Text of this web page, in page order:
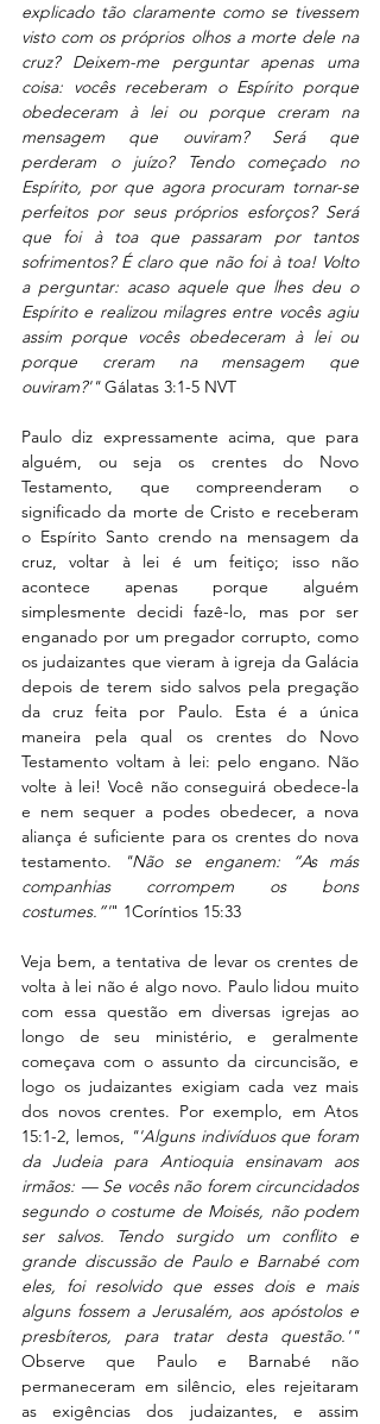
explicado tão claramente como se tivessem
visto com os próprios olhos a morte dele na
cruz? Deixem-me perguntar apenas uma
coisa: vocês receberam o Espírito porque
obedeceram à lei ou porque creram na
mensagem que ouviram? Será que
perderam o juízo? Tendo começado no
Espírito, por que agora procuram tornar-se
perfeitos por seus próprios esforços? Será
que foi à toa que passaram por tantos
sofrimentos? É claro que não foi à toa! Volto
a perguntar: acaso aquele que lhes deu o
Espírito e realizou milagres entre vocês agiu
assim porque vocês obedeceram à lei ou
porque creram na mensagem que
ouviram?'" Gálatas 3:1-5 NVT
Paulo diz expressamente acima, que para
alguém, ou seja os crentes do Novo
Testamento, que compreenderam o
significado da morte de Cristo e receberam
o Espírito Santo crendo na mensagem da
cruz, voltar à lei é um feitiço; isso não
acontece apenas porque alguém
simplesmente decidi fazê-lo, mas por ser
enganado por um pregador corrupto, como
os judaizantes que vieram à igreja da Galácia
depois de terem sido salvos pela pregação
da cruz feita por Paulo. Esta é a única
maneira pela qual os crentes do Novo
Testamento voltam à lei: pelo engano. Não
volte à lei! Você não conseguirá obedece-la
e nem sequer a podes obedecer, a nova
aliança é suficiente para os crentes do nova
testamento.
"Não se enganem: “As más
companhias corrompem os bons
costumes.”'" 1Coríntios 15:33
Veja bem, a tentativa de levar os crentes de
volta à lei não é algo novo. Paulo lidou muito
com essa questão em diversas igrejas ao
longo de seu ministério, e geralmente
começava com o assunto da circuncisão, e
logo os judaizantes exigiam cada vez mais
dos novos crentes. Por exemplo, em Atos
15:1-2, lemos, "'Alguns indivíduos que foram
da Judeia para Antioquia ensinavam aos
irmãos: — Se vocês não forem circuncidados
segundo o costume de Moisés, não podem
ser salvos. Tendo surgido um conflito e
grande discussão de Paulo e Barnabé com
eles, foi resolvido que esses dois e mais
alguns fossem a Jerusalém, aos apóstolos e
presbíteros, para tratar desta questão.'"
Observe que Paulo e Barnabé não
permaneceram em silêncio, eles rejeitaram
as exigências dos judaizantes, e assim